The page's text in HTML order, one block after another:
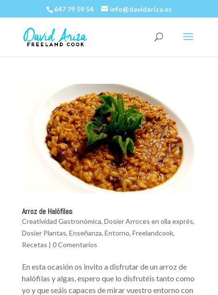
647 79 59 54 info@davidariza.es
Arroz de Halófilas
Creatividad Gastronómica, Dosier Arroces en olla exprés,
Dosier Plantas, Enseñanza, Entorno, Freelandcook,
Recetas | 0 Comentarios
En esta ocasión os invito a disfrutar de un arroz de
halófilas y algas, espero que lo disfrutéis tanto como
yo y que seáis capaces de mirar vuestro entorno con